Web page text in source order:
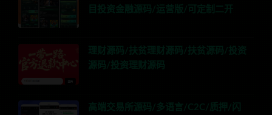
目投资金融源码/运营版/可定制二开
理财源码/扶贫理财源码/扶贫源码/投资
源码/投资理财源码
高端交易所源码/多语言/C2C/质押/闪